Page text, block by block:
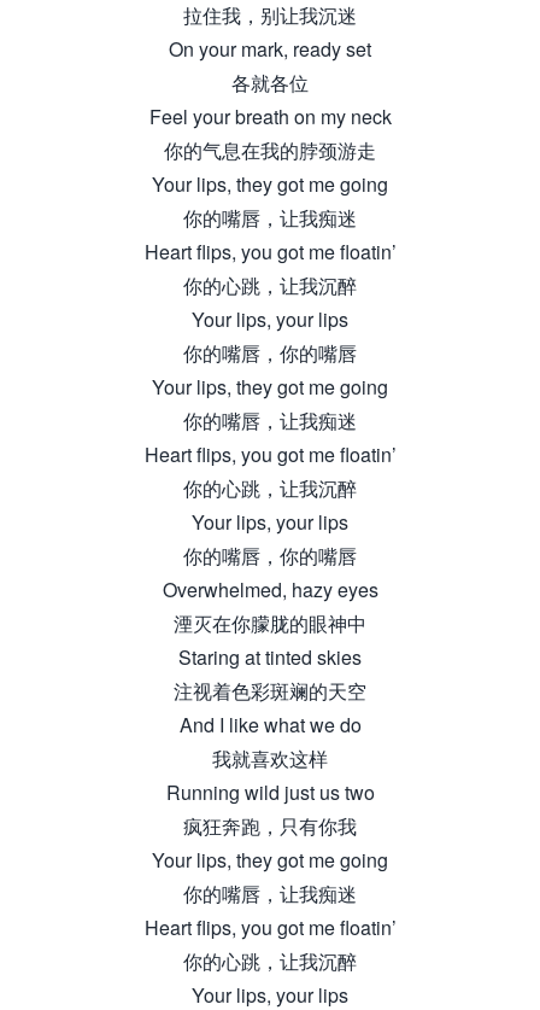
拉住我，别让我沉迷
On your mark, ready set
各就各位
Feel your breath on my neck
你的气息在我的脖颈游走
Your lips, they got me going
你的嘴唇，让我痴迷
Heart flips, you got me floatin’
你的心跳，让我沉醉
Your lips, your lips
你的嘴唇，你的嘴唇
Your lips, they got me going
你的嘴唇，让我痴迷
Heart flips, you got me floatin’
你的心跳，让我沉醉
Your lips, your lips
你的嘴唇，你的嘴唇
Overwhelmed, hazy eyes
湮灭在你朦胧的眼神中
Staring at tinted skies
注视着色彩斑斓的天空
And I like what we do
我就喜欢这样
Running wild just us two
疯狂奔跑，只有你我
Your lips, they got me going
你的嘴唇，让我痴迷
Heart flips, you got me floatin’
你的心跳，让我沉醉
Your lips, your lips